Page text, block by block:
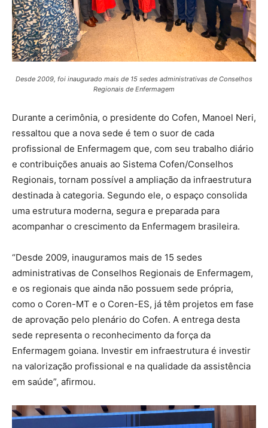
Desde 2009, foi inaugurado mais de 15 sedes administrativas de Conselhos
Regionais de Enfermagem
Durante a cerimônia, o presidente do Cofen, Manoel Neri,
ressaltou que a nova sede é tem o suor de cada
profissional de Enfermagem que, com seu trabalho diário
e contribuições anuais ao Sistema Cofen/Conselhos
Regionais, tornam possível a ampliação da infraestrutura
destinada à categoria. Segundo ele, o espaço consolida
uma estrutura moderna, segura e preparada para
acompanhar o crescimento da Enfermagem brasileira.
“Desde 2009, inauguramos mais de 15 sedes
administrativas de Conselhos Regionais de Enfermagem,
e os regionais que ainda não possuem sede própria,
como o Coren-MT e o Coren-ES, já têm projetos em fase
de aprovação pelo plenário do Cofen. A entrega desta
sede representa o reconhecimento da força da
Enfermagem goiana. Investir em infraestrutura é investir
na valorização profissional e na qualidade da assistência
em saúde”, afirmou.